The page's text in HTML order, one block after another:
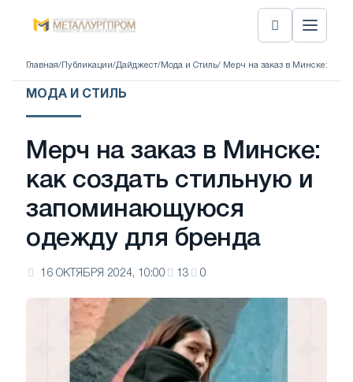
Главная/ Публикации/Дайджест/ Мода и Стиль/ Мерч на заказ в Минске: как
МОДА И СТИЛЬ
Мерч на заказ в Минске:
как создать стильную и
запоминающуюся
одежду для бренда
16 ОКТЯБРЯ 2024, 10:00 13 0